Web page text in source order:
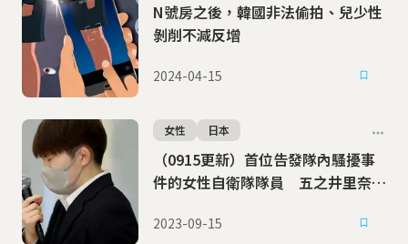
N號房之後，韓國非法偷拍、兒少性
剝削不減反增
2024-04-15
（0915更新）首位告發隊內騷擾事
件的女性自衛隊隊員 五之井里奈獲
女性 日本
2023-09-15